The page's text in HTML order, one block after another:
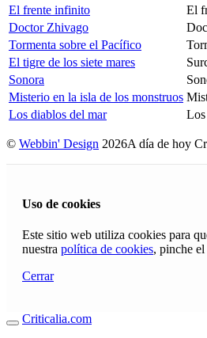
El frente infinito
El
Doctor Zhivago
Tormenta sobre el Pacífico
El tigre de los siete mares
Sonora
Misterio en la isla de los monstruos
Los diablos del mar
© Webbin' Design 2026A día de hoy
Uso de cookies
Este sitio web utiliza cookies para
nuestra política de cookies, pinche
Cerrar
Criticalia.com